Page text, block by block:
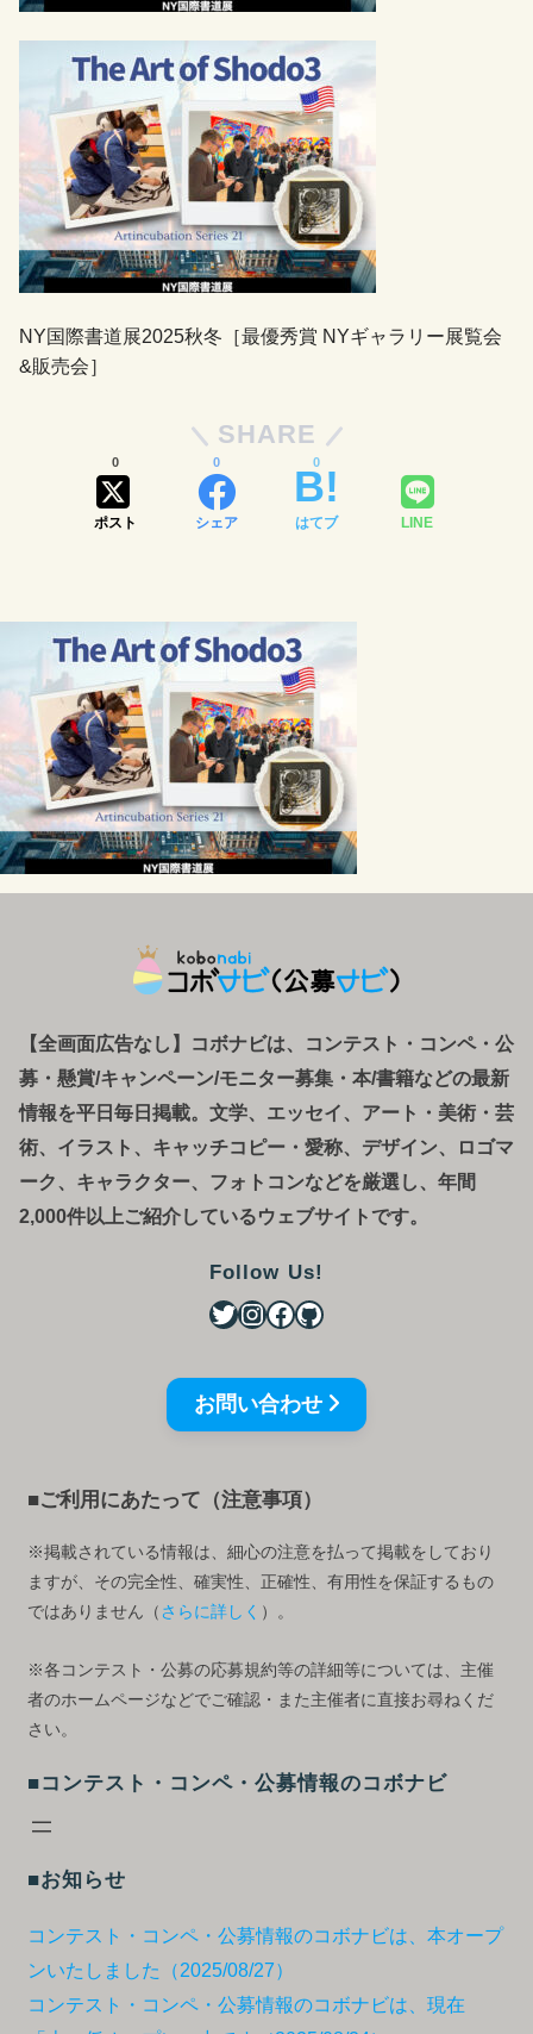
NY国際書道展2025秋冬［最優秀賞 NYギャラリー展覧会
&販売会］
SHARE
ポスト
0
シェア
0
はてブ
0
LINE
【全画面広告なし】コボナビは、コンテスト・コンペ・ 公
募 ・ 懸賞/キャンペーン/モニター募集・本/書籍などの最新
情報を平日毎日掲載。文学、エッセイ、アート・美術・芸
術、イラスト、キャッチコピー・愛称、デザイン、ロゴマ
ーク、キャラクター、フォトコンなどを厳選し、年間
2,000件以上ご紹介しているウェブサイトです。
Follow Us!
お問い合わせ
■ご利用にあたって（注意事項）
※掲載されている情報は、細心の注意を払って掲載をしており
ますが、その完全性、確実性、正確性、有用性を保証するもの
ではありません（ さらに詳しく ）。
※各コンテスト・公募の応募規約等の詳細等については、主催
者のホームページなどでご確認・また主催者に直接お尋ねくだ
さい。
■コンテスト・コンペ・公募情報のコボナビ
■お知らせ
コンテスト・コンペ・公募情報のコボナビは、本オープ
ンいたしました（2025/08/27）
コンテスト・コンペ・公募情報のコボナビは、現在